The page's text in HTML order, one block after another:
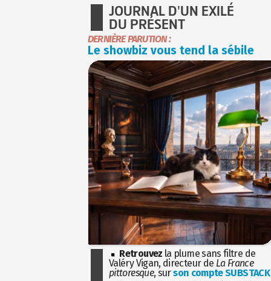
JOURNAL D'UN EXILÉ
DU PRÉSENT
DERNIÈRE PARUTION :
Le showbiz vous tend la sébile
Retrouvez la plume sans filtre de
Valéry Vigan, directeur de La France
pittoresque, surson compte SUBSTACK